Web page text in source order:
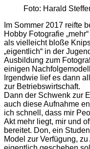
Foto: Harald
Im Sommer 2017 reifte
Hobby Fotografie
als vielleicht bloße
„eigentlich“ in der
Ausbildung zum
einigen
Irgendwie lief es dann
zur Betriebswirtschaft.
Dann der Schwenk zur
auch diese Aufnahme
ich schnell, dass mir
Akt mehr liegt, mir und
bereitet. Don, ein
Model zur Verfügung,